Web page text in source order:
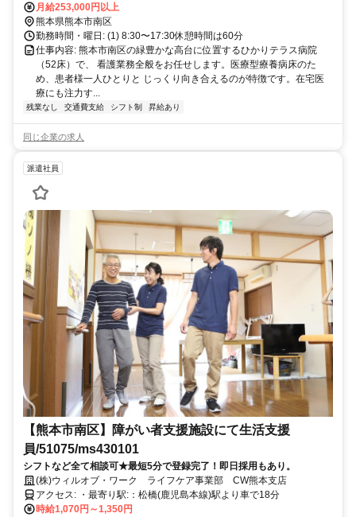
月給253,000円以上
熊本県熊本市南区
勤務時間・曜日: (1) 8:30〜17:30休憩時間は60分
仕事内容: 熊本市南区の緑豊かな高台に位置するひかりテラス病院
（52床）で、 看護業務全般をお任せします。医療型療養病床のた
め、患者様一人ひとりと じっくり向き合えるのが特徴です。在宅医
療にも注力す...
残業なし 交通費支給 シフト制 昇給あり
同じ企業の求人
派遣社員
【熊本市南区】障がい者支援施設にて生活支援
員/51075/ms430101
シフトなど全て相談可★最短5分で登録完了！即日採用もあり。
(株)ウィルオブ・ワーク ライフケア事業部 CW熊本支店
アクセス: ・最寄り駅:：松橋(鹿児島本線)駅より車で18分
時給1,070円～1,350円